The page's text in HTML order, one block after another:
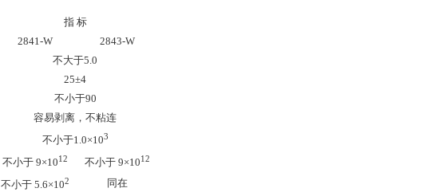
指 标
2841-W
2843-W
不大于5.0
25±4
不小于90
容易剥离，不粘连
不小于1.0×103
不小于 9×1012 不小于 9×1012
不小于 5.6×102
同在